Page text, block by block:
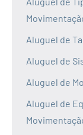
Aluguel de
Aluguel de
Aluguel de
Aluguel de